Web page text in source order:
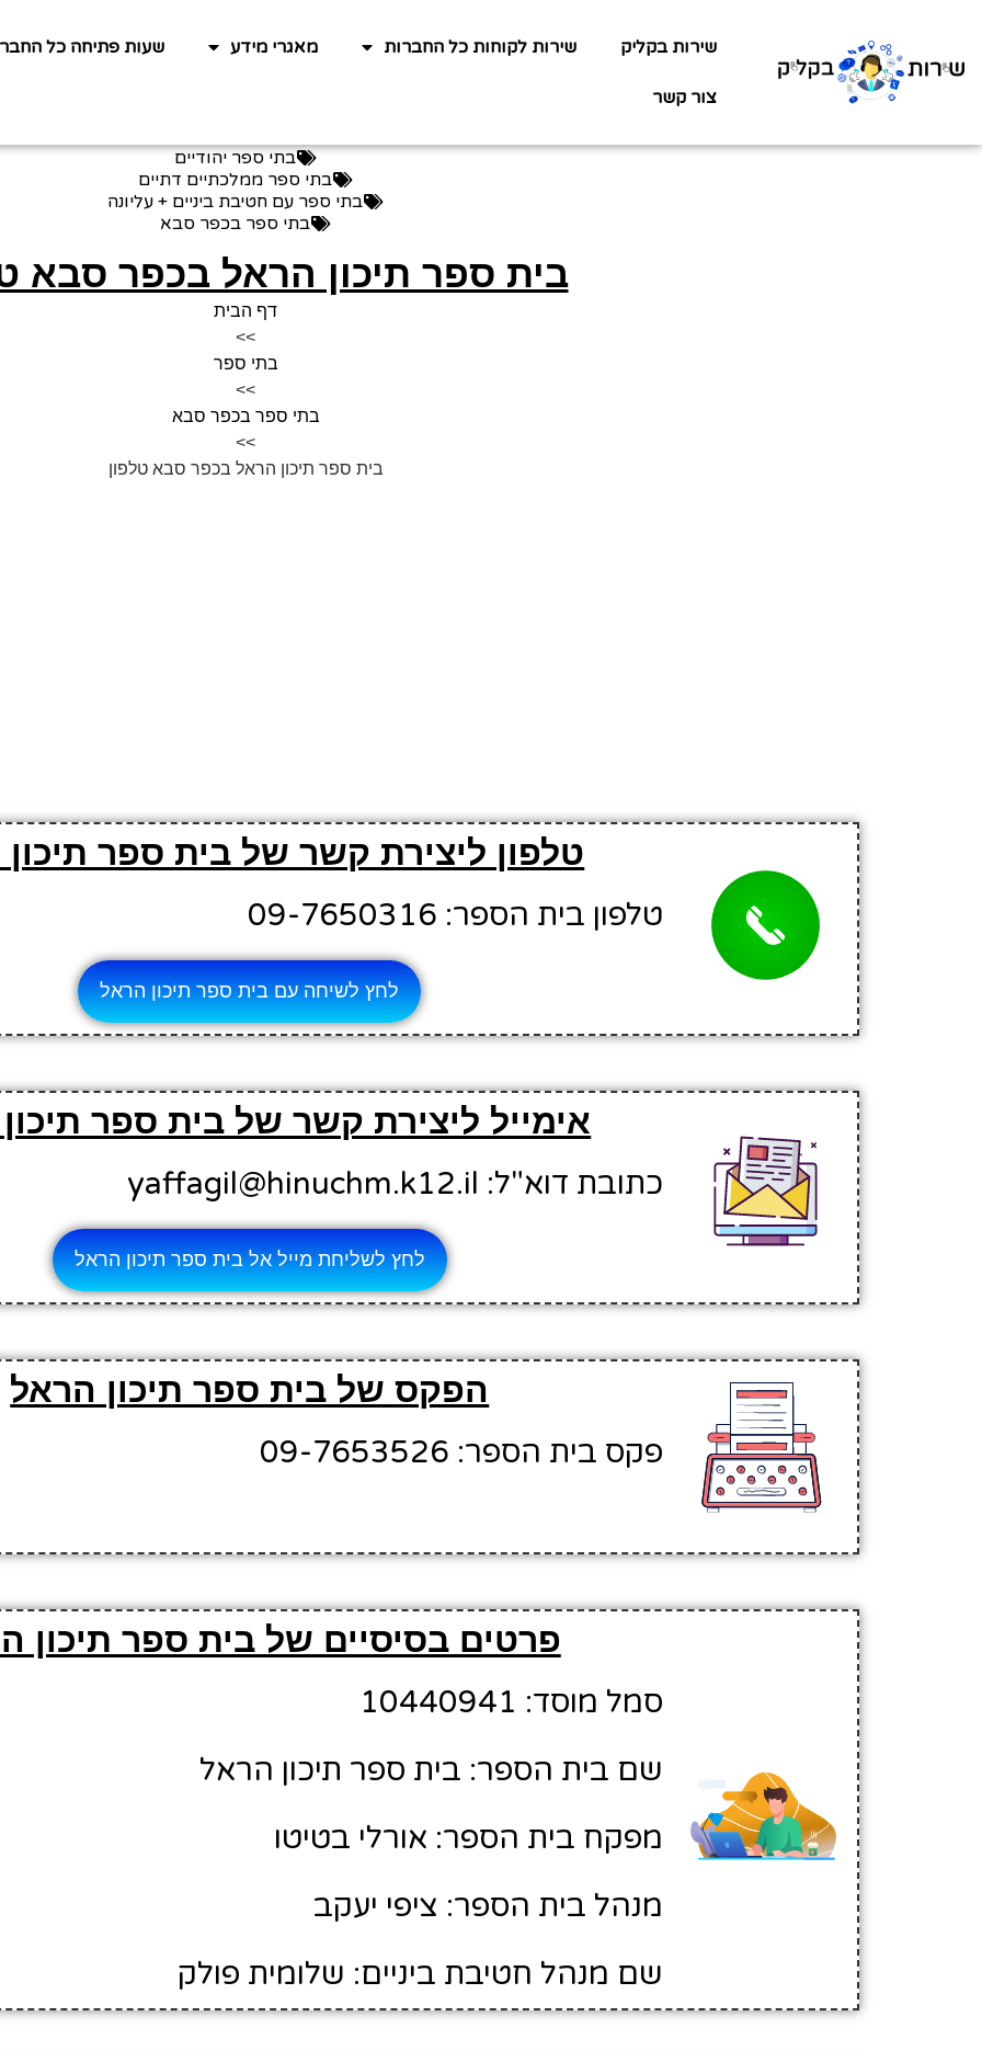
שירות בקליק שירות לקוחות כל החברות מאגרי מידע שעות פתיחה כל
צור קשר
בתי ספר יהודיים
בתי ספר ממלכתיים דתיים
בתי ספר עם חטיבת ביניים + עליונה
בתי ספר בכפר סבא
בית ספר תיכון הראל בכפר סבא
דף הבית
>>
בתי ספר
>>
בתי ספר בכפר סבא
>>
בית ספר תיכון הראל בכפר סבא טלפון
טלפון ליצירת קשר של בית ספר
טלפון בית הספר: 09-7650316
לחץ לשיחה עם בית ספר תיכון הראל
אימייל ליצירת קשר של בית ספר
כתובת דוא"ל: yaffagil@hinuchm.k12.il
לחץ לשליחת מייל אל בית ספר תיכון הראל
הפקס של בית ספר תיכון הראל
פקס בית הספר: 09-7653526
פרטים בסיסיים של בית ספר תיכון
סמל מוסד: 10440941
שם בית הספר: בית ספר תיכון הראל
מפקח בית הספר: אורלי בטיטו
מנהל בית הספר: ציפי יעקב
שם מנהל חטיבת ביניים: שלומית פולק